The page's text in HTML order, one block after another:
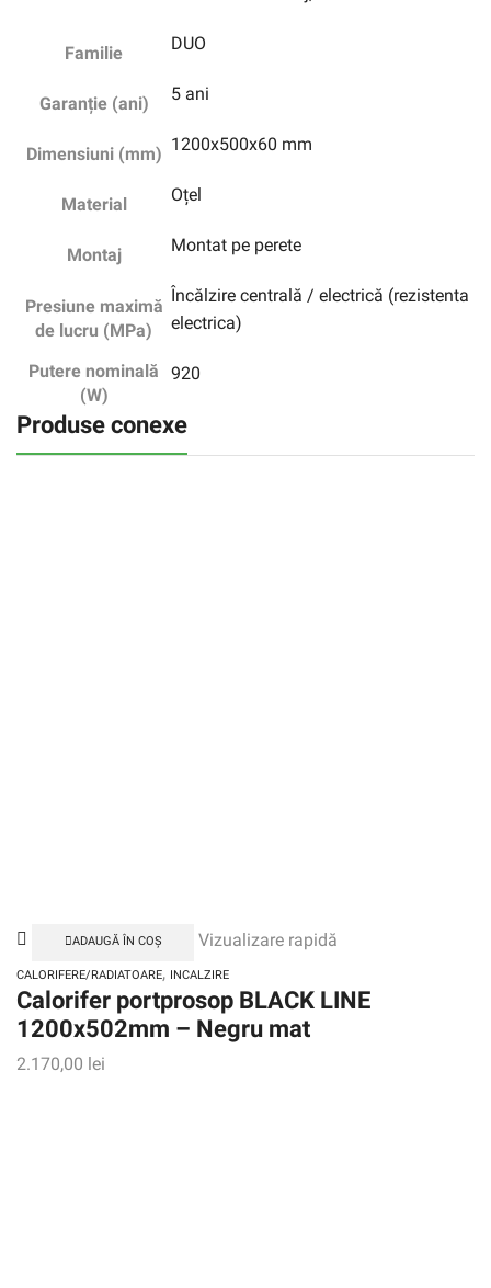
Familie DUO
Garanție (ani) 5 ani
Dimensiuni (mm) 1200x500x60 mm
Material Oțel
Montaj Montat pe perete
Presiune maximă
de lucru (MPa)
Încălzire centrală / electrică (rezistenta
electrica)
Putere nominală
(W)
920
Produse conexe
ADAUGĂ ÎN COȘ Vizualizare rapidă
CALORIFERE/RADIATOARE, INCALZIRE
Calorifer portprosop BLACK LINE
1200x502mm – Negru mat
2.170,00 lei